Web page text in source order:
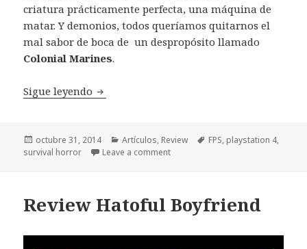
criatura prácticamente perfecta, una máquina de
matar. Y demonios, todos queríamos quitarnos el
mal sabor de boca de un despropósito llamado
Colonial Marines.
Sigue leyendo Review Alien Isolation Playstation 4
Publicado
el
octubre 31, 2014 Categorías
Artículos, Review Etiquetas
FPS, playstation 4,
survival horror
Leave a comment
Review Hatoful Boyfriend